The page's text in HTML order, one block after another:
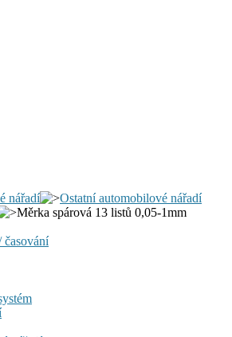
nářadí
Ostatní automobilové nářadí
Měrka spárová 13 listů 0,05-1mm
časování